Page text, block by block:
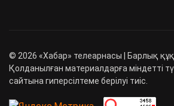
© 2026 «Хабар» телеарнасы | Барлық
Қолданылған материалдарға міндетті
сайтына гиперсілтеме берілуі тиіс.